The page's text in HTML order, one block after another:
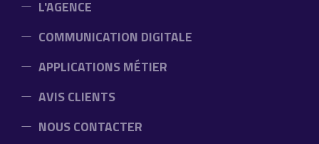
L'AGENCE
COMMUNICATION DIGITALE
APPLICATIONS MÉTIER
AVIS CLIENTS
NOUS CONTACTER